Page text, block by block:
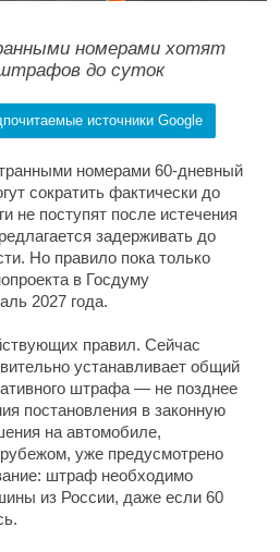
номерами хотят
до суток
источники Google
номерами 60-дневный
сократить фактически до
не поступят после истечения
задерживать до
Но правило пока только
в Госдуму
2027 года.
правил. Сейчас
устанавливает общий
штрафа — не позднее
постановления в законную
на автомобиле,
уже предусмотрено
штраф необходимо
из России, даже если 60